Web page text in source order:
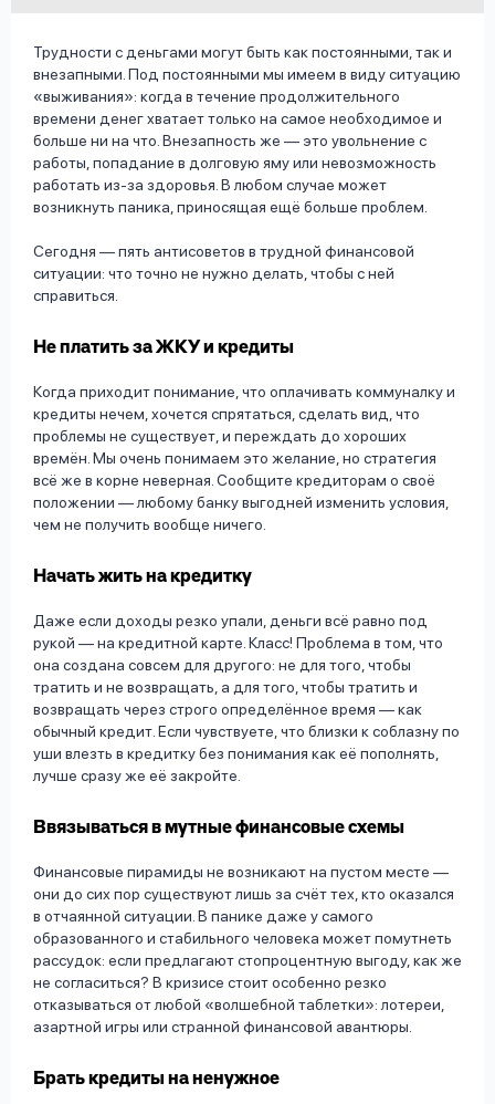
Трудности с деньгами могут быть как постоянными, так и
внезапными. Под постоянными мы имеем в виду ситуацию
«выживания»: когда в течение продолжительного
времени денег хватает только на самое необходимое и
больше ни на что. Внезапность же — это увольнение с
работы, попадание в долговую яму или невозможность
работать из-за здоровья. В любом случае может
возникнуть паника, приносящая ещё больше проблем.
Сегодня — пять антисоветов в трудной финансовой
ситуации: что точно не нужно делать, чтобы с ней
справиться.
Не платить за ЖКУ и кредиты
Когда приходит понимание, что оплачивать коммуналку и
кредиты нечем, хочется спрятаться, сделать вид, что
проблемы не существует, и переждать до хороших
времён. Мы очень понимаем это желание, но стратегия
всё же в корне неверная. Сообщите кредиторам о своё
положении — любому банку выгодней изменить условия,
чем не получить вообще ничего.
Начать жить на кредитку
Даже если доходы резко упали, деньги всё равно под
рукой — на кредитной карте. Класс! Проблема в том, что
она создана совсем для другого: не для того, чтобы
тратить и не возвращать, а для того, чтобы тратить и
возвращать через строго определённое время — как
обычный кредит. Если чувствуете, что близки к соблазну по
уши влезть в кредитку без понимания как её пополнять,
лучше сразу же её закройте.
Ввязываться в мутные финансовые схемы
Финансовые пирамиды не возникают на пустом месте —
они до сих пор существуют лишь за счёт тех, кто оказался
в отчаянной ситуации. В панике даже у самого
образованного и стабильного человека может помутнеть
рассудок: если предлагают стопроцентную выгоду, как же
не согласиться? В кризисе стоит особенно резко
отказываться от любой «волшебной таблетки»: лотереи,
азартной игры или странной финансовой авантюры.
Брать кредиты на ненужное
Оформить заявку
Войти под другим номером
Ответы
на
вопросы